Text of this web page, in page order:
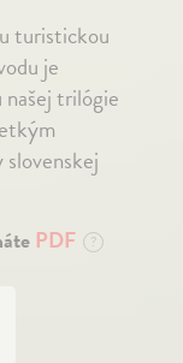
turistickou
je
trilógie
PDF ?